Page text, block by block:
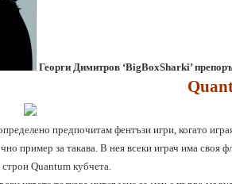
Георги Димитров ‘BigBoxSharki’
предпочитам фентъзи игри, когато
пример за такава. В нея всеки играч има своя
строи Quantum кубчета.